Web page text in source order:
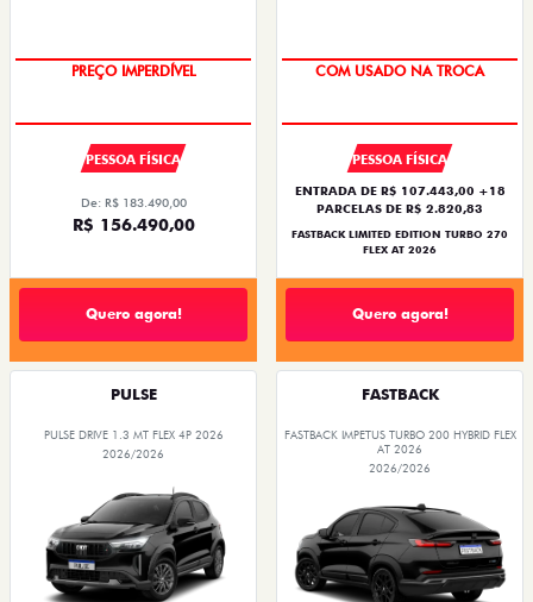
SAIA DE FIAT 0KM
PESSOA FÍSICA
De: R$ 183.490,00
R$ 156.490,00
Quero agora!
TAXA ZERO
PESSOA FÍSICA
ENTRADA DE R$ 107.443,00 +18
PARCELAS DE R$ 2.820,83
FASTBACK LIMITED EDITION TURBO 270
FLEX AT 2026
Quero agora!
PULSE
PULSE DRIVE 1.3 MT FLEX 4P 2026
2026/2026
FASTBACK
FASTBACK IMPETUS TURBO 200 HYBRID FLEX
AT 2026
2026/2026